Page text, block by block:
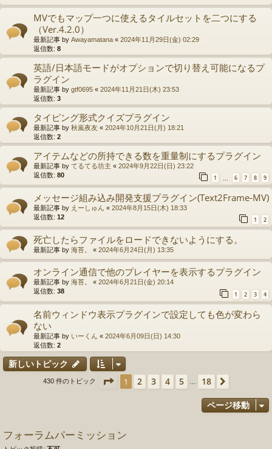
MVでもマップ一つに使えるタイルセットを二つにする
（Ver.4.2.0）
最新記事 by Awayamatana « 2024年11月29日(金) 02:29
返信数: 8
英語/日本語モードがオプションで切り替え可能になるプ
ラグイン
最新記事 by gtf0695 « 2024年11月21日(木) 23:53
返信数: 3
タイピング形式クイズプラグイン
最新記事 by 秋嵐夜友 « 2024年10月21日(月) 18:21
返信数: 2
アイテムなどの所持できる数を重量制にするプラグイン
最新記事 by てるてる坊主 « 2024年9月22日(日) 23:22
返信数: 80 1 6 7 8 9
メッセージ組み込み開発支援プラグイン(Text2Frame-MV)
最新記事 by えーしゅん « 2024年8月15日(木) 18:33
返信数: 12 1 2
死亡したらファイルをロードできないようにする。
最新記事 by 海苔。 « 2024年6月24日(月) 13:35
オンライン通信で他のプレイヤーを表示するプラグイン
最新記事 by 海苔。 « 2024年6月21日(金) 20:14
返信数: 38 1 2 3 4
名前ウィンドウ表示プラグインで設定しても色が変わら
ない
最新記事 by いーくん « 2024年6月09日(日) 14:30
返信数: 2
新しいトピック
430 件のトピック ページ ／ 18
1 2 3 4 5 18
ページ移動
フォーラムパーミッション